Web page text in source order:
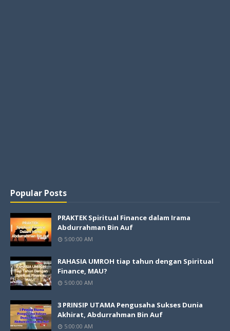
Popular Posts
PRAKTEK Spiritual Finance dalam Irama
Abdurrahman Bin Auf
5:00:00 AM
RAHASIA UMROH tiap tahun dengan Spiritual
Finance, MAU?
5:00:00 AM
3 PRINSIP UTAMA Pengusaha Sukses Dunia
Akhirat, Abdurrahman Bin Auf
5:00:00 AM